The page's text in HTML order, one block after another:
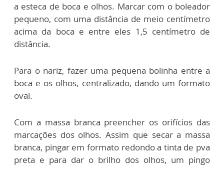
a esteca de boca e olhos. Marcar com o boleador
pequeno, com uma distância de meio centímetro
acima da boca e entre eles 1,5 centímetro de
distância.
Para o nariz, fazer uma pequena bolinha entre a
boca e os olhos, centralizado, dando um formato
oval.
Com a massa branca preencher os orifícios das
marcações dos olhos. Assim que secar a massa
branca, pingar em formato redondo a tinta de pva
preta e para dar o brilho dos olhos, um pingo